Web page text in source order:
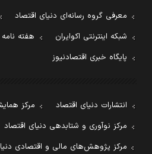
معرفی گروه رسانه‌ای دنیای اقتصاد
شبکه اینترنتی اکوایران
هفته
پایگاه خبری اقتصادنیوز
انتشارات دنیای اقتصاد
مرکز
مرکز نوآوری و شتابدهی دنیای اقتصاد
مرکز پژوهش‌های مالی و اقتصادی